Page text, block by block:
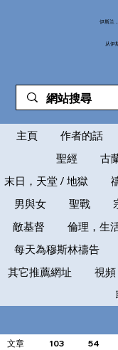
伊斯兰
从伊
主頁 作者的話
聖經
古
末日，天堂 / 地獄
男與女
聖戰
敵基督
倫理，生
每天為穆斯林禱告
其它推薦網址
視
文章 103 54